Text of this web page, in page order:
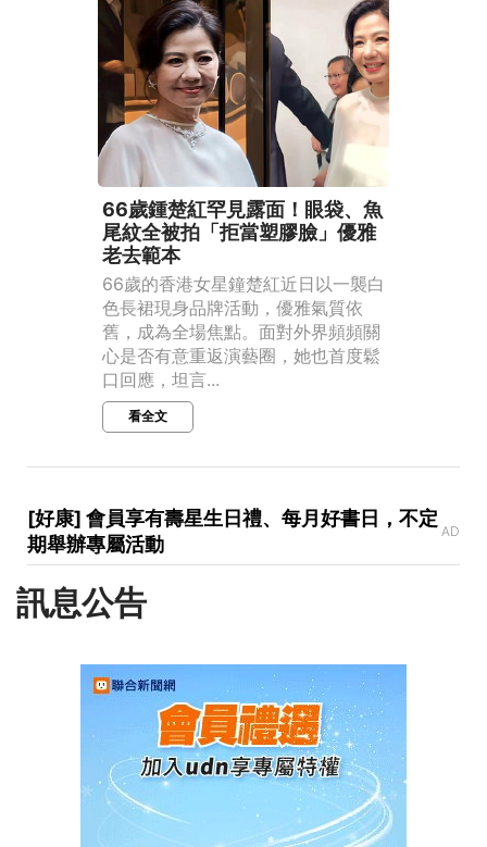
66歲鍾楚紅罕見露面！眼袋、魚
尾紋全被拍「拒當塑膠臉」優雅
老去範本
66歲的香港女星鐘楚紅近日以一襲白
色長裙現身品牌活動，優雅氣質依
舊，成為全場焦點。面對外界頻頻關
心是否有意重返演藝圈，她也首度鬆
口回應，坦言...
看全文
[好康] 會員享有壽星生日禮、每月好書日，不定
期舉辦專屬活動
AD
訊息公告